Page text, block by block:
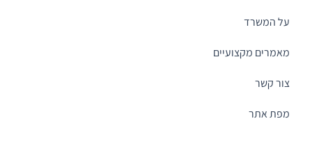
על המשרד
מאמרים מקצועיים
צור קשר
מפת אתר